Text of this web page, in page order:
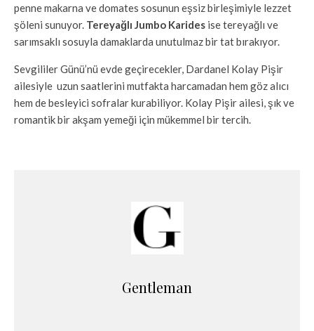
penne makarna ve domates sosunun eşsiz birleşimiyle lezzet
şöleni sunuyor. Tereyağlı Jumbo Karides ise tereyağlı ve
sarımsaklı sosuyla damaklarda unutulmaz bir tat bırakıyor.
Sevgililer Günü’nü evde geçirecekler, Dardanel Kolay Pişir
ailesiyle uzun saatlerini mutfakta harcamadan hem göz alıcı
hem de besleyici sofralar kurabiliyor. Kolay Pişir ailesi, şık ve
romantik bir akşam yemeği için mükemmel bir tercih.
Gentleman